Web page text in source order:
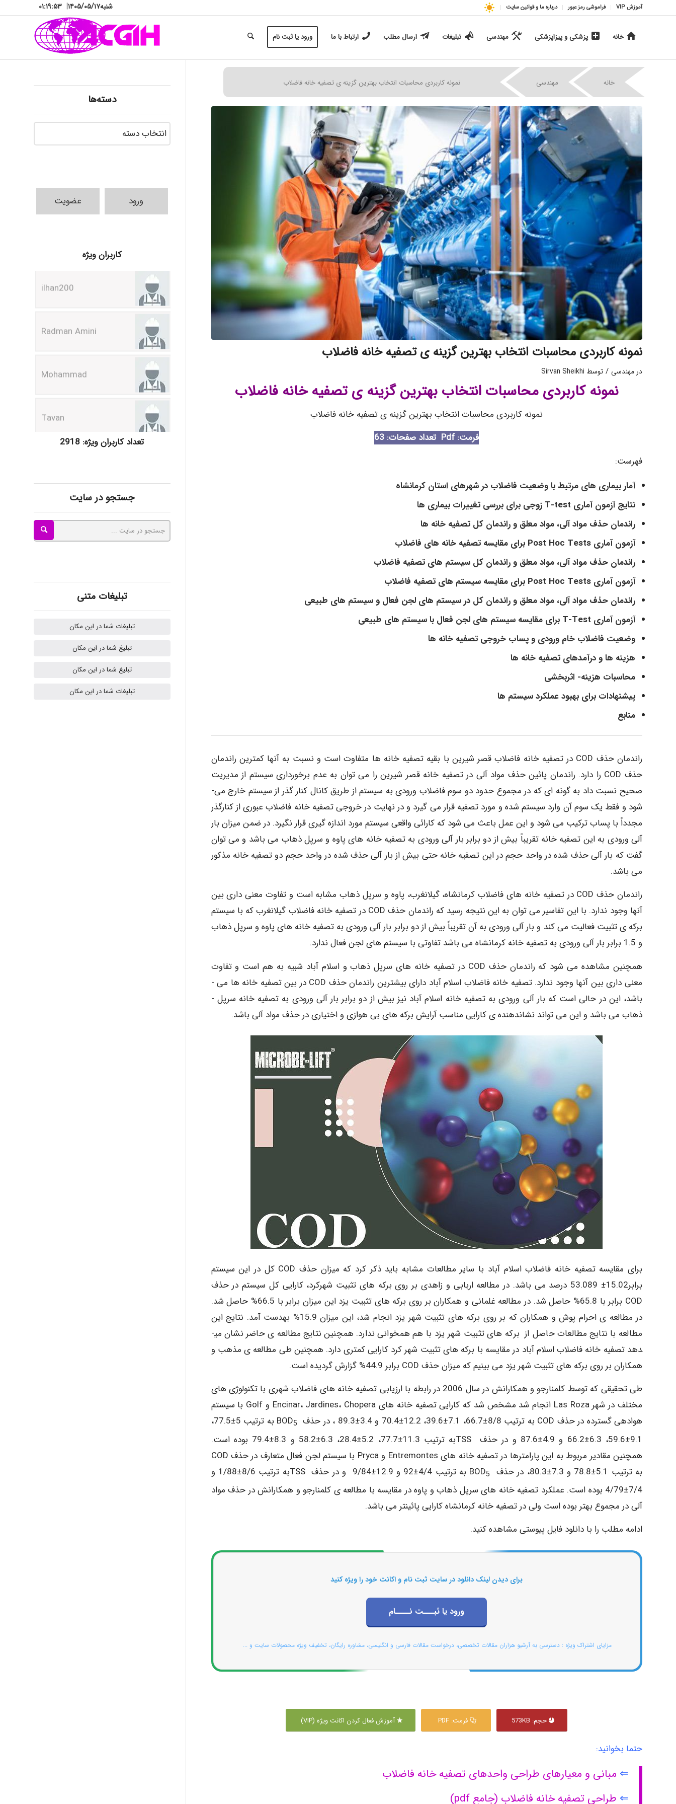
آموزش VIP فراموشی رمز عبور درباره ما و قوانین سایت شنبه۱۴۰۵/۰۵/۱۷| ۰۱:۱۹:۵۵
خانه پزشکی و پیزاپزشکی مهندسی تبلیغات ارسال مطلب ارتباط با ما ورود یا ثبت نام
خانه مهندسی | نمونه کاربردی محاسبات انتخاب بهترین گزینه ی تصفیه خانه فاضلاب
نمونه کاربردی محاسبات انتخاب بهترین گزینه ی تصفیه خانه فاضلاب
درمهندسی / توسط Sirvan Sheikhi
نمونه کاربردی محاسبات انتخاب بهترین گزینه ی تصفیه خانه فاضلاب
نمونه کاربردی محاسبات انتخاب بهترین گزینه ی تصفیه خانه فاضلاب
فرمت: Pdf
تعداد صفحات: 63
فهرست:
آمار بیماری­ های مرتبط با وضعیت فاضلاب در شهرهای استان کرمانشاه
نتایج آزمون آماری T-test زوجی برای بررسی تغییرات بیماری­ ها
راندمان حذف مواد آلی، مواد معلق و راندمان کل تصفیه­ خانه­ ها
آزمون آماری Post Hoc Tests برای مقایسه تصفیه­ خانه­ های فاضلاب
راندمان حذف مواد آلی، مواد معلق و راندمان کل سیستم­ های تصفیه فاضلاب
آزمون آماری Post Hoc Tests برای مقایسه سیستم­ های تصفیه فاضلاب
راندمان حذف مواد آلی، مواد معلق و راندمان کل در سیستم ­های لجن فعال و سیستم­ های طبیعی
آزمون آماری T-Test برای مقایسه سیستم­ های لجن فعال با سیستم ­های طبیعی
وضعیت فاضلاب خام ورودی و پساب خروجی تصفیه­ خانه ­ها
هزینه­ ها و درآمدهای تصفیه ­خانه­ ها
محاسبات هزینه- اثربخشی
پیشنهادات برای بهبود عملکرد سیستم­ ها
منابع
راندمان حذف COD در تصفیه­ خانه فاضلاب قصر شیرین با بقیه تصفیه­ خانه­ ها متفاوت است و نسبت به آن­ها کمترین راندمان
حذف COD را دارد. راندمان پائین حذف مواد آلی در تصفیه ­خانه قصر ­شیرین را می ­توان به عدم برخورداری سیستم از مدیریت
صحیح نسبت داد به­ گونه ­ای که در مجموع حدود دو سوم فاضلاب ورودی به سیستم از طریق کانال کنار گذر از سیستم خارج می­
شود و فقط یک سوم آن وارد سیستم شده و مورد تصفیه قرار می ­گیرد و در نهایت در خروجی تصفیه­ خانه فاضلاب­ عبوری از کنارگذر
مجدداً با پساب ترکیب می­ شود و این عمل باعث می­ شود که کارائی واقعی سیستم مورد اندازه ­گیری قرار نگیرد. در ضمن میزان بار
آلی ورودی به این تصفیه­ خانه تقریباً بیش از دو برابر بار آلی ورودی به تصفیه ­خانه ­های پاوه و سرپل ­ذهاب می­ باشد و می ­توان
گفت که بار آلی حذف شده در واحد حجم در این تصفیه خانه حتی بیش از بار آلی حذف شده در واحد حجم دو تصفیه­ خانه مذکور
می­ باشد.
راندمان حذف COD در تصفیه­ خانه­ های فاضلاب کرمانشاه، گیلانغرب، پاوه و سر­پل ­ذهاب مشابه است و تفاوت معنی­ داری بین
آن­ها وجود ندارد. با این تفاسیر می توان به این نتیجه رسید که راندمان حذف COD در تصفیه ­خانه فاضلاب گیلانغرب که با سیستم
برکه ­ی تثبیت فعالیت می­ کند و بار آلی ورودی به آن تقریباً بیش از دو برابر بار آلی ورودی به تصفیه­ خانه ­های پاوه و سرپل­ ذهاب
و 1.5 برابر بار آلی ورودی به تصفیه ­خانه کرمانشاه می­ باشد تفاوتی با سیستم­ های لجن فعال ندارد.
همچنین مشاهده می­ شود که راندمان حذف COD در تصفیه ­خانه­ های سر­پل­ ذهاب و اسلام ­آباد شبیه به هم است و تفاوت
معنی­ داری بین آن­ها وجود ندارد. تصفیه­ خانه فاضلاب اسلام ­آباد دارای بیشترین راندمان حذف COD در بین تصفیه­ خانه ­ها می ­
باشد، این در حالی است که بار آلی ورودی به تصفیه­ خانه اسلام ­آباد نیز بیش از دو برابر بار آلی ورودی به تصفیه­ خانه سرپل ­
ذهاب می ­باشد و این می ­تواند نشان­دهنده ­ی کارایی مناسب آرایش برکه ­های بی­ هوازی و اختیاری در حذف مواد آلی باشد.
برای مقایسه تصفیه­ خانه فاضلاب اسلام­ آباد با سایر مطالعات مشابه باید ذکر کرد که میزان حذف COD کل در این سیستم
برابر15.02± 53.089 درصد می­ باشد. در مطالعه اربابی و زاهدی بر روی برکه ­های تثبیت شهرکرد، کارایی کل سیستم در حذف
COD برابر با 65.8% حاصل شد. در مطالعه غلمانی و همکاران بر روی برکه­ های تثبیت یزد این میزان برابر با 66.5% حاصل شد.
در مطالعه ­ی احرام پوش و همکاران که بر روی برکه های تثبیت شهر یزد انجام شد، این میزان 15.9% به­دست آمد. نتایج این
مطالعه با نتایج مطالعات حاصل از برکه­ های تثبیت شهر یزد با هم همخوانی ندارد. همچنین نتایج مطالعه­ ی حاضر نشان می­
دهد تصفیه ­خانه فاضلاب اسلام­ آباد در مقایسه با برکه های تثبیت شهر کرد کارایی کمتری دارد. همچنین طی مطالعه ­ی مذهب و
همکاران بر روی برکه ­های تثبیت شهر یزد می ­بینیم که میزان حذف COD برابر 44.9% گزارش گردیده است.
طی تحقیقی که توسط کلمنارجو و همکارانش در سال 2006 در رابطه با ارزیابی تصفیه ­خانه­ های فاضلاب شهری با تکنولوژی ­های
مختلف در شهر Las Roza انجام شد مشخص شد که کارایی تصفیه ­خانه ­های Encinar، Jardines، Chopera و Golf با سیستم
هوادهی گسترده در حذف COD به ترتیب 8/8±66.7، 7.1±39.6، 12.2±70.4 و 3.4±89.3 ، در حذف BOD
5
به ترتیب 5±77.5،
9.1±59.6، 6.3±66.2 و 4.9±87.6 و در حذف TSSبه ترتیب 11.3±77.7، 5.2±28.4، 6.3±58.2 و 8.3±79.4 بوده است.
همچنین مقادیر مربوط به این پارامترها در تصفیه­ خانه ­های Entremontes و Pryca با سیستم لجن فعال متعارف در حذف COD
به ترتیب 5.1±78.8 و 7.3±80.3، در حذف BOD
5
به ترتیب 4/4±92 و 12.9±9/84 و در حذف TSSبه ترتیب 8/6±1/88 و
7/4±4/79 بوده است. عملکرد تصفیه ­خانه ­های سرپل­ ذهاب و پاوه در مقایسه با مطالعه ­ی کلمنارجو و همکارانش در حذف مواد
آلی در مجموع بهتر بوده است ولی در تصفیه ­خانه کرمانشاه کارایی پائین­تر می باشد.
ادامه مطلب را با دانلود فایل پیوستی مشاهده کنید.
برای دیدن لینک دانلود در سایت ثبت نام و اکانت خود را ویژه کنید
ورود یا ثبـــت نــــام
مزایای اشتراک ویژه : دسترسی به آرشیو هزاران مقالات تخصصی، درخواست مقالات فارسی و انگلیسی، مشاوره رایگان، تخفیف ویژه محصولات سایت و ...
حجم: 573KB فرمت: PDF آموزش فعال کردن اکانت ویژه (VIP)
حتما بخوانید:
⇐ مبانی و معیارهای طراحی واحدهای تصفیه خانه فاضلاب
⇐ طراحی تصفیه خانه فاضلاب (جامع pdf)
دسته‌ها
دسته‌ها
ورود عضویت
کاربران ویژه
Radman Amini
Mohammad
Tavan
akhtar shahsavandi
ayda habibnejad
ilhan200
تعداد کاربران ویژه: 2918
جستجو در سایت
تبلیغات متنی
تبلیغات شما در این مکان
تبلیغ شما در این مکان
تبلیغ شما در این مکان
تبلیغات شما در این مکان